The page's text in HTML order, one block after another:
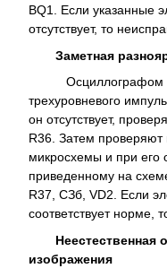
BQ1. Если указанные
отсутствует, то
Заметная
Осциллографом
трехуровневого
он отсутствует,
R36. Затем
микросхемы и при его
приведенному на
R37, СЗб, VD2. Если
соответствует норме,
Неестественная
изображения